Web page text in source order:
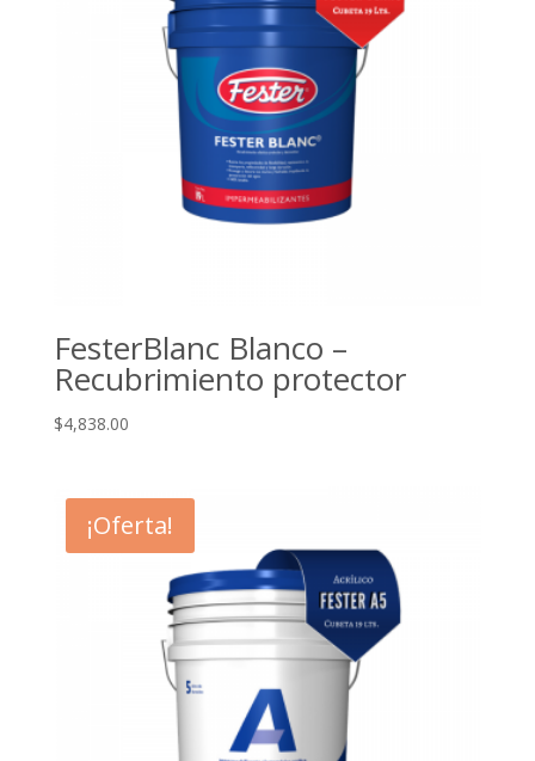
FesterBlanc Blanco –
Recubrimiento protector
$4,838.00
¡Oferta!